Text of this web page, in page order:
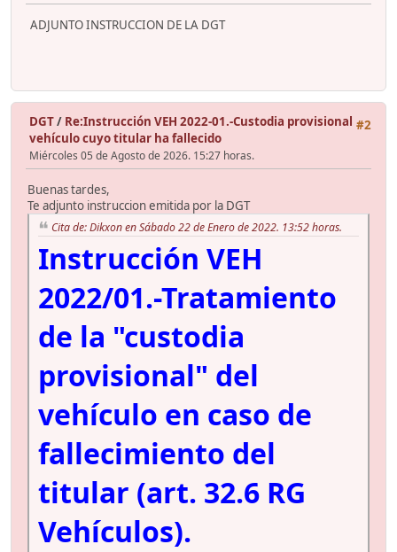
ADJUNTO INSTRUCCION DE LA DGT
#2
DGT/ Re:Instrucción VEH 2022-01.-Custodia provisional
vehículo cuyo titular ha fallecido
Miércoles 05 de Agosto de 2026. 15:27 horas.
Buenas tardes,
Te adjunto instruccion emitida por la DGT
Cita de: Dikxon en Sábado 22 de Enero de 2022. 13:52 horas.
Instrucción VEH
2022/01.-Tratamiento
de la "custodia
provisional" del
vehículo en caso de
fallecimiento del
titular (art. 32.6 RG
Vehículos).